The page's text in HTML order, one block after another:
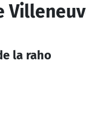
la raho